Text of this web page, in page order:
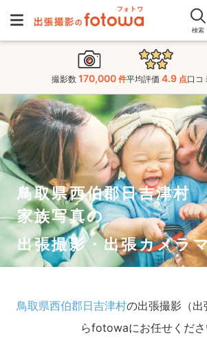
検索
撮影数 170,000 件平均評価 4.9 点口コ
鳥取県西伯郡日吉津村
家族写真の
出張撮影・出張カメラ
鳥取県西伯郡日吉津村の出張撮影（
らfotowaにお任せくださ